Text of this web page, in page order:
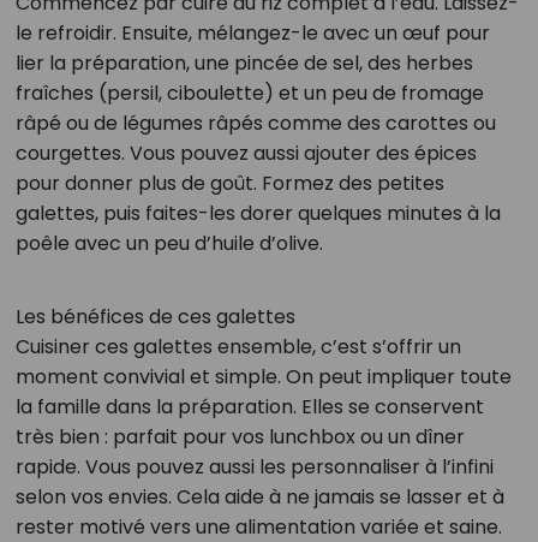
le refroidir. Ensuite, mélangez-le avec un œuf pour
lier la préparation, une pincée de sel, des herbes
fraîches (persil, ciboulette) et un peu de fromage
râpé ou de légumes râpés comme des carottes ou
courgettes. Vous pouvez aussi ajouter des épices
pour donner plus de goût. Formez des petites
galettes, puis faites-les dorer quelques minutes à la
poêle avec un peu d’huile d’olive.
Les bénéfices de ces galettes
Cuisiner ces galettes ensemble, c’est s’offrir un
moment convivial et simple. On peut impliquer toute
la famille dans la préparation. Elles se conservent
très bien : parfait pour vos lunchbox ou un dîner
rapide. Vous pouvez aussi les personnaliser à l’infini
selon vos envies. Cela aide à ne jamais se lasser et à
rester motivé vers une alimentation variée et saine.